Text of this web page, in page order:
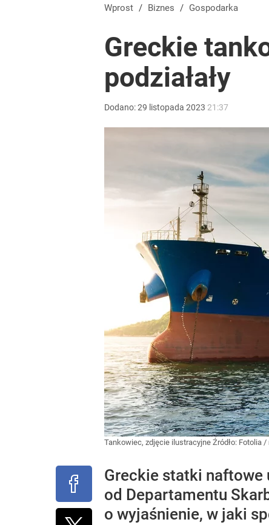
Wprost / Biznes / Gospodarka
Greckie
podziałały
Dodano:29 listopada 2023 21:37
Tankowiec, zdjęcie ilustracyjne Źródło: Fotolia /
Greckie statki naftowe
od Departamentu
o wyjaśnienie, w jaki